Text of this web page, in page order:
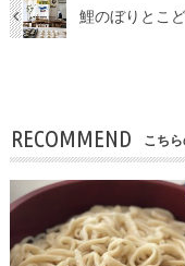
鯉のぼりとこ
RECOMMEND こちら